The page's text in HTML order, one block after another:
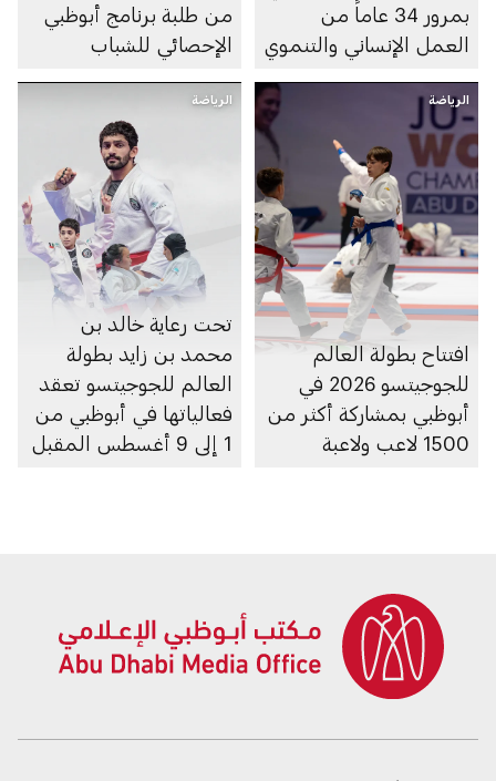
بمرور 34 عاماً من
العمل الإنساني والتنموي
من طلبة برنامج أبوظبي
الإحصائي للشباب
الرياضة
افتتاح بطولة العالم
للجوجيتسو 2026 في
أبوظبي بمشاركة أكثر من
1500 لاعب ولاعبة
الرياضة
تحت رعاية خالد بن
محمد بن زايد بطولة
العالم للجوجيتسو تعقد
فعالياتها في أبوظبي من
1 إلى 9 أغسطس المقبل